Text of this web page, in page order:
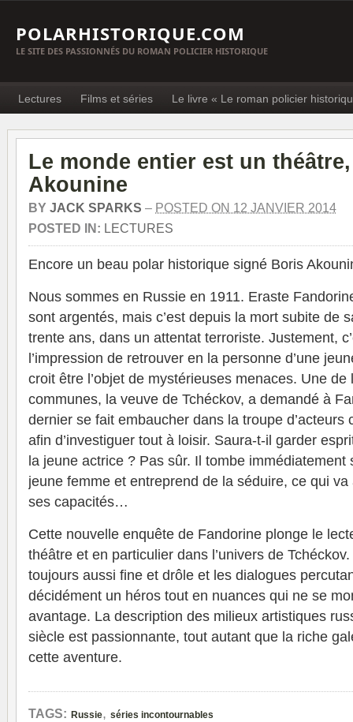
POLARHISTORIQUE.COM
LE SITE DES PASSIONNÉS DU ROMAN POLICIER HISTORIQUE
Lectures Films et séries Le livre « Le roman policier
Le monde entier est un
Akounine
BY JACK SPARKS – POSTED ON 12 JANVIER 2014
POSTED IN: LECTURES
Encore un beau polar historique signé Boris
Nous sommes en Russie en 1911. Eraste
sont argentés, mais c’est depuis la mort subite de
trente ans, dans un attentat terroriste. Justement,
l’impression de retrouver en la personne d’une
croit être l’objet de mystérieuses menaces. Une de
communes, la veuve de Tchéckov, a demandé à
dernier se fait embaucher dans la troupe d’acteurs
afin d’investiguer tout à loisir. Saura-t-il garder
la jeune actrice ? Pas sûr. Il tombe immédiatement
jeune femme et entreprend de la séduire, ce qui
ses capacités…
Cette nouvelle enquête de Fandorine plonge le
théâtre et en particulier dans l’univers de
toujours aussi fine et drôle et les dialogues
décidément un héros tout en nuances qui ne se
avantage. La description des milieux artistiques
siècle est passionnante, tout autant que la riche
cette aventure.
TAGS: Russie, séries incontournables